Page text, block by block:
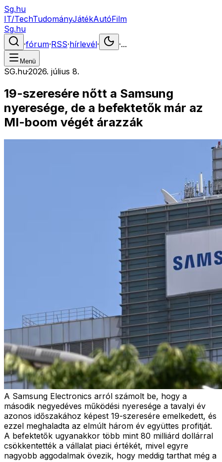
Sg.hu
IT/TechTudományJátékAutóFilm
Sg.hu
·fórum·RSS·hírlevél· ·...
Menü
SG.hu·2026. július 8.
19-szeresére nőtt a Samsung
nyeresége, de a befektetők már az
MI-boom végét árazzák
A Samsung Electronics arról számolt be, hogy a
második negyedéves működési nyeresége a tavalyi év
azonos időszakához képest 19-szeresére emelkedett, és
ezzel meghaladta az elmúlt három év együttes profitját.
A befektetők ugyanakkor több mint 80 milliárd dollárral
csökkentették a vállalat piaci értékét, mivel egyre
nagyobb aggodalmak övezik, hogy meddig tarthat még a